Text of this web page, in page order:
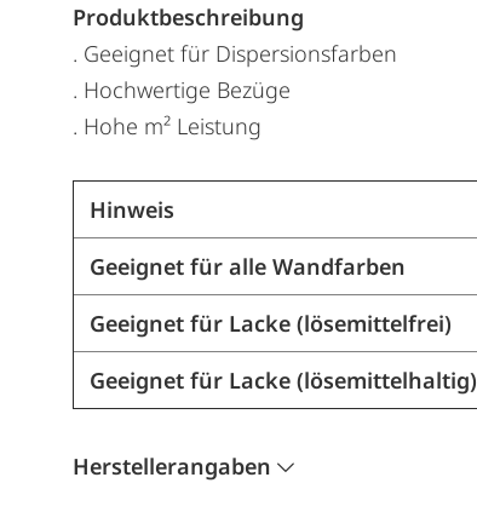
Produktbeschreibung
. Geeignet für Dispersionsfarben
. Hochwertige Bezüge
. Hohe m² Leistung
Hinweis
Geeignet für alle Wandfarben
Geeignet für Lacke (lösemittelfrei)
Geeignet für Lacke (lösemittelhaltig)
Herstellerangaben